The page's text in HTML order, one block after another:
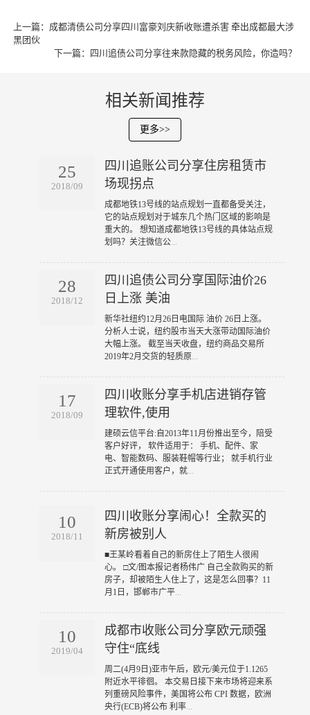
上一篇： 成都清债公司分享四川富豪刘庆新收账遭杀害 牵出成都最大涉
黑团伙
下一篇：
四川追债公司分享往来款隐藏的税务风险，你造吗？
相关新闻推荐
更多>>
25
2018/09
四川追账公司分享住房租赁市
场现拐点
​成都地铁13号线的站点规划一直都备受关注，
它的站点规划对于城东几个热门区域的影响是
重大的。 想知道成都地铁13号线的具体站点规
划吗？关注微信公...
28
2018/12
四川追债公司分享国际油价26
日上涨 美油
​新华社纽约12月26日电国际 油价 26日上涨。
分析人士说，纽约股市当天大涨带动国际油价
大幅上涨。 截至当天收盘，纽约商品交易所
2019年2月交货的轻质原...
17
2018/09
四川收账分享手机店进销存管
理软件,使用
​建硕云信平台:自2013年11月份推出至今，陪受
客户好评， 软件适用于： 手机、配件、家
电、智能数码、服装鞋帽等行业； 就手机行业
正式开通使用客户，就...
10
2018/11
四川收账分享闹心！全款买的
新房被别人
​■王某岭看着自己的新房住上了陌生人很闹
心。 □文/图本报记者杨伟广 自己全款购买的新
房子，却被陌生人住上了，这是怎么回事？11
月1日，邯郸市广平...
10
2019/04
成都市收账公司分享欧元顽强
守住“底线
​周二(4月9日)亚市午后，欧元/美元位于1.1265
附近水平徘徊。 本交易日接下来市场将迎来系
列重磅风险事件，美国将公布 CPI 数据，欧洲
央行(ECB)将公布 利率...